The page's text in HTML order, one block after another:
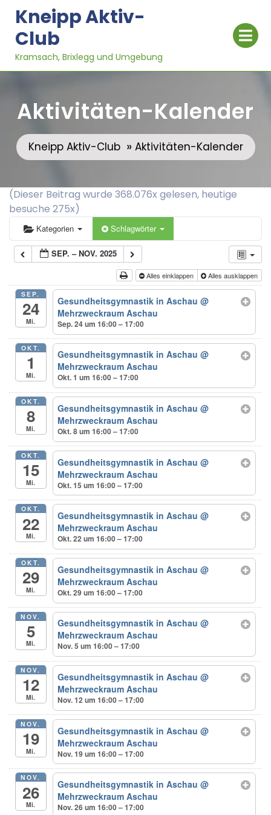
content
Kneipp Aktiv-
Club
Kramsach, Brixlegg und Umgebung
Aktivitäten-Kalender
Kneipp Aktiv-Club» Aktivitäten-Kalender
(Dieser Beitrag wurde 368.076x gelesen, heutige
besuche 275x)
Kategorien Schlagwörter
SEP. – NOV. 2025
Alles einklappen Alles ausklappen
SEP.
24
Mi.
Gesundheitsgymnastik in Aschau@
Mehrzweckraum Aschau
Sep. 24 um 16:00 – 17:00
OKT.
1
Mi.
Gesundheitsgymnastik in Aschau@
Mehrzweckraum Aschau
Okt. 1 um 16:00 – 17:00
OKT.
8
Mi.
Gesundheitsgymnastik in Aschau@
Mehrzweckraum Aschau
Okt. 8 um 16:00 – 17:00
OKT.
15
Mi.
Gesundheitsgymnastik in Aschau@
Mehrzweckraum Aschau
Okt. 15 um 16:00 – 17:00
OKT.
22
Mi.
Gesundheitsgymnastik in Aschau@
Mehrzweckraum Aschau
Okt. 22 um 16:00 – 17:00
OKT.
29
Mi.
Gesundheitsgymnastik in Aschau@
Mehrzweckraum Aschau
Okt. 29 um 16:00 – 17:00
NOV.
5
Mi.
Gesundheitsgymnastik in Aschau@
Mehrzweckraum Aschau
Nov. 5 um 16:00 – 17:00
NOV.
12
Mi.
Gesundheitsgymnastik in Aschau@
Mehrzweckraum Aschau
Nov. 12 um 16:00 – 17:00
NOV.
19
Mi.
Gesundheitsgymnastik in Aschau@
Mehrzweckraum Aschau
Nov. 19 um 16:00 – 17:00
NOV.
26
Mi.
Gesundheitsgymnastik in Aschau@
Mehrzweckraum Aschau
Nov. 26 um 16:00 – 17:00